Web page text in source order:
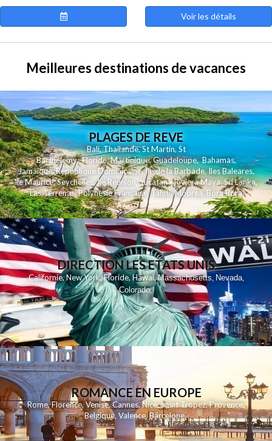
Voir les détails
Meilleures destinations de vacances
PLAGES DE REVE
Bali,Thailande,St Martin,St
Barthelemy,Floride,Martinique,Guadeloupe,Bahamas,
Jamaique,Republique Dominicaine,Ile de la Barbade,Iles Baleares,
Ile Maurice,Seychelles,Ile Reunion ,Yucatan - Riviera Maya,Sri Lanka,
Las Terrenas,Polynesie Française,Tahiti,Moorea, Bora Bora
DIRECTION LES ETATS UNIS
Californie,New York,Floride,Hawai,Massachusetts, Nevada,
Colorado,
ROMANCE EN EUROPE
Rome,Florence,Venise,Cannes,Nice,Saint Tropez,Provence,
Belgique,Valence,Barcelone,